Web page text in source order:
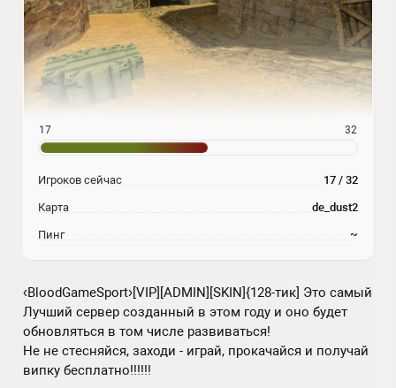
‹BloodGameSport›[VIP][ADMIN][SKIN]{128-тик] Это самый
Лучший сервер созданный в этом году и оно будет
обновляться в том числе развиваться!
Не не стесняйся, заходи - играй, прокачайся и получай
випку бесплатно!!!!!!
17 32
Игроков сейчас 17 / 32
Карта de_dust2
Пинг ~